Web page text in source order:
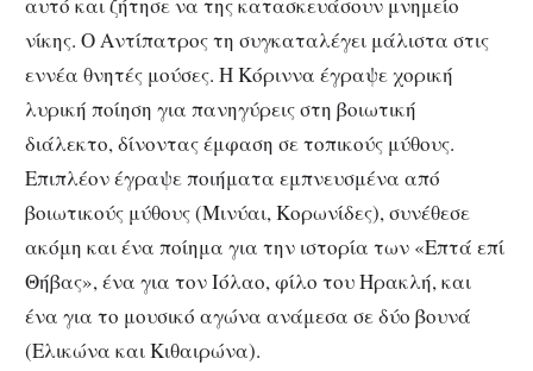
αυτό και ζήτησε να της κατασκευάσουν μνημείο
νίκης. Ο Αντίπατρος τη συγκαταλέγει μάλιστα στις
εννέα θνητές μούσες. Η Κόριννα έγραψε χορική
λυρική ποίηση για πανηγύρεις στη βοιωτική
διάλεκτο, δίνοντας έμφαση σε τοπικούς μύθους.
Επιπλέον έγραψε ποιήματα εμπνευσμένα από
βοιωτικούς μύθους (Μινύαι, Κορωνίδες), συνέθεσε
ακόμη και ένα ποίημα για την ιστορία των «Επτά επί
Θήβας», ένα για τον Ιόλαο, φίλο του Ηρακλή, και
ένα για το μουσικό αγώνα ανάμεσα σε δύο βουνά
(Ελικώνα και Κιθαιρώνα).